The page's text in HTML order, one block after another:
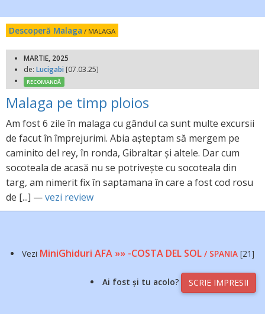
Descoperă Malaga / MALAGA
MARTIE, 2025
de: Lucigabi [07.03.25]
RECOMANDĂ
Malaga pe timp ploios
Am fost 6 zile în malaga cu gândul ca sunt multe excursii
de facut în împrejurimi. Abia așteptam să mergem pe
caminito del rey, în ronda, Gibraltar și altele. Dar cum
socoteala de acasă nu se potrivește cu socoteala din
targ, am nimerit fix în saptamana în care a fost cod rosu
de [...] —vezi review
Vezi MiniGhiduri AFA »» -COSTA DEL SOL/ SPANIA [21]
Ai fost și tu acolo? SCRIE IMPRESII